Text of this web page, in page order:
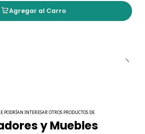
Agregar al Carro
PODRÍAN INTERESAR OTROS PRODUCTOS DE
y Muebles